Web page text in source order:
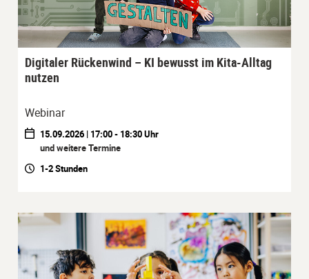
Digitaler Rückenwind – KI bewusst im Kita-Alltag
nutzen
Webinar
15.09.2026 | 17:00 - 18:30 Uhr
und weitere Termine
1-2 Stunden